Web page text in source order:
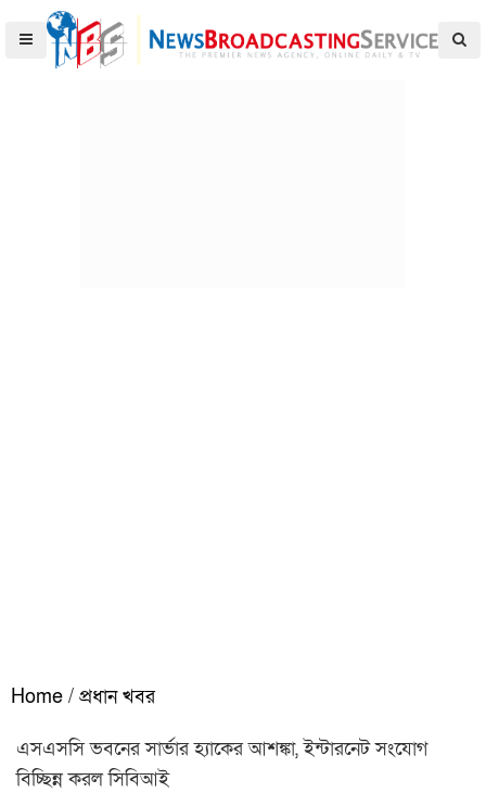
Home / প্রধান খবর
এসএসসি ভবনের সার্ভার হ্যাকের আশঙ্কা, ইন্টারনেট সংযোগ
বিচ্ছিন্ন করল সিবিআই